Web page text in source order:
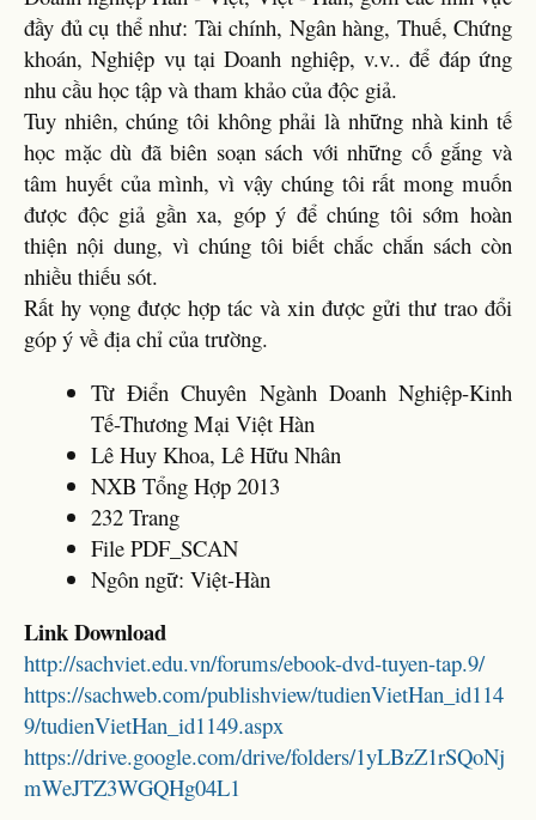
đầy đủ cụ thể như: Tài chính, Ngân hàng, Thuế, Chứng
khoán, Nghiệp vụ tại Doanh nghiệp, v.v.. để đáp ứng
nhu cầu học tập và tham khảo của độc giả.
Tuy nhiên, chúng tôi không phải là những nhà kinh tế
học mặc dù đã biên soạn sách với những cố gắng và
tâm huyết của mình, vì vậy chúng tôi rất mong muốn
được độc giả gần xa, góp ý để chúng tôi sớm hoàn
thiện nội dung, vì chúng tôi biết chắc chắn sách còn
nhiều thiếu sót.
Rất hy vọng được hợp tác và xin được gửi thư trao đổi
góp ý về địa chỉ của trường.
Từ Điển Chuyên Ngành Doanh Nghiệp-Kinh
Tế-Thương Mại Việt Hàn
Lê Huy Khoa, Lê Hữu Nhân
NXB Tổng Hợp 2013
232 Trang
File PDF_SCAN
Ngôn ngữ: Việt-Hàn
Link Download
http://sachviet.edu.vn/forums/ebook-dvd-tuyen-tap.9/
https://sachweb.com/publishview/tudienVietHan_id114
9/tudienVietHan_id1149.aspx
https://drive.google.com/drive/folders/1yLBzZ1rSQoNj
mWeJTZ3WGQHg04L1